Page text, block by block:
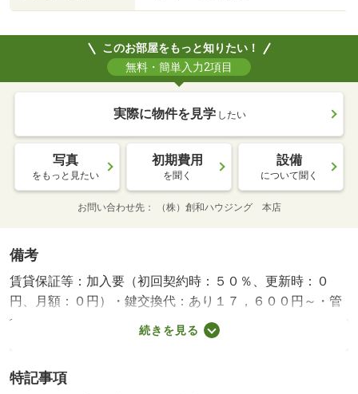
このお部屋をもっと知りたい！
無料・簡単入力2項目
実際に物件を見学 したい
写真
をもっと見たい
初期費用
を聞く
設備
について聞く
お問い合わせ先 （株）創和ハウジング 本店
備考
賃貸保証等：加入要（初回契約時：５０％、更新時：０
円、月額：０円）・鍵交換代：あり１７，６００円～・管
理形態／管理員の勤務形態：巡回・広々９帖で３４平米☆
彡敷地内駐車場空あります！！長崎大学病院そば＾＾広々
（無料）・駐輪場：有（無料）・仲介手数料：１．１ヶ月
続きを見る
特記事項